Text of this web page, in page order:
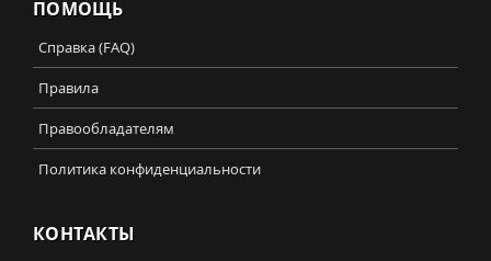
ПОМОЩЬ
Справка (FAQ)
Правила
Правообладателям
Политика конфиденциальности
КОНТАКТЫ